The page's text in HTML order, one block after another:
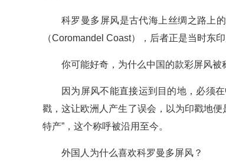
科罗曼多屏风是古代海上丝绸之路上
（Coromandel Coast），后者正是当时东
你可能好奇，为什么中国的款彩屏风被
因为屏风不能直接运到目的地，必须
戳，这让欧洲人产生了误会，以为印戳地
特产”，这个称呼被沿用至今。
外国人为什么喜欢科罗曼多屏风？